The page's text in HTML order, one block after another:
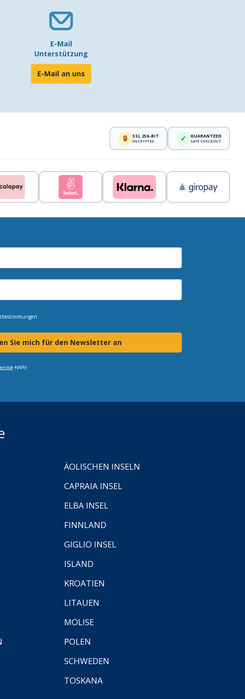
E-Mail
Unterstützung
E-Mail an uns
🔒 SSL 256-BIT
ENCRYPTED ✓ GUARANTEED
SAFE CHECKOUT
Sie mich für den Newsletter an
apply.
ÄOLISCHEN INSELN
CAPRAIA INSEL
ELBA INSEL
FINNLAND
GIGLIO INSEL
ISLAND
KROATIEN
LITAUEN
MOLISE
POLEN
SCHWEDEN
TOSKANA